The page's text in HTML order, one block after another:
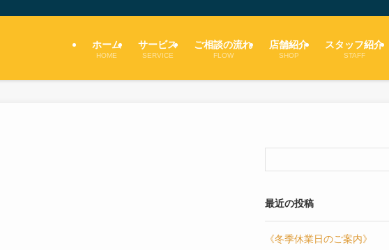
ホーム
HOME
サービス
SERVICE
ご相談の流れ
FLOW
店舗紹介
SHOP
スタッフ紹介
STAFF
最近の投稿
《冬季休業日のご案内》